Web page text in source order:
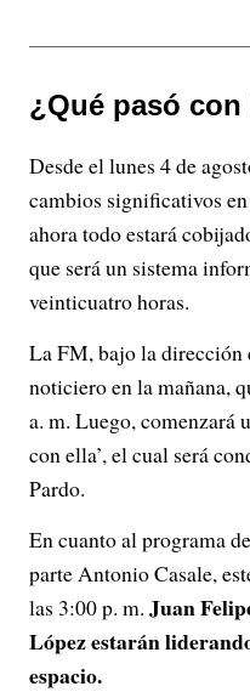
¿Qué pasó con
Desde el lunes 4 de
cambios significativos
ahora todo estará
que será un sistema
veinticuatro horas.
La FM, bajo la dirección
noticiero en la mañana,
a. m. Luego, comenzará
con ella’, el cual será
Pardo.
En cuanto al programa
parte Antonio Casale,
las 3:00 p. m. Juan
López estarán
espacio.